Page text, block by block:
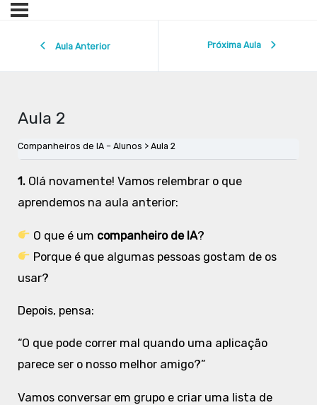
Aula Anterior Próxima Aula
Aula 2
Companheiros de IA – Alunos Aula 2
1.Olá novamente! Vamos relembrar o que
aprendemos na aula anterior:
O que é um companheiro de IA?
Porque é que algumas pessoas gostam de os
usar?
Depois, pensa:
“O que pode correr mal quando uma aplicação
parece ser o nosso melhor amigo?”
Vamos conversar em grupo e criar uma lista de